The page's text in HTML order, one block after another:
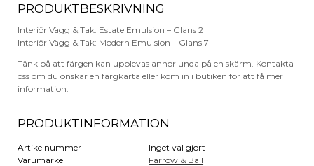
PRODUKTBESKRIVNING
Interiör Vägg & Tak: Estate Emulsion – Glans 2
Interiör Vägg & Tak: Modern Emulsion – Glans 7
Tänk på att färgen kan upplevas annorlunda på en skärm. Kontakta
oss om du önskar en färgkarta eller kom in i butiken för att få mer
information.
PRODUKTINFORMATION
Artikelnummer
Inget val gjort
Varumärke
Farrow & Ball